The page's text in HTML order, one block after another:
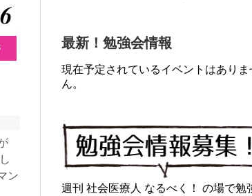
ン
最新！勉強会情報
現在予定されているイベントはありま
ん。
週刊 社会医療人 なるべく！ の場で勉